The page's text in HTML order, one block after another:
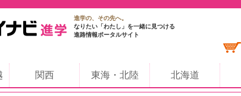
進学の、その先へ。
なりたい「わたし」を一緒に見つける
進路情報ポータルサイト
関西 東海・北陸 北海道